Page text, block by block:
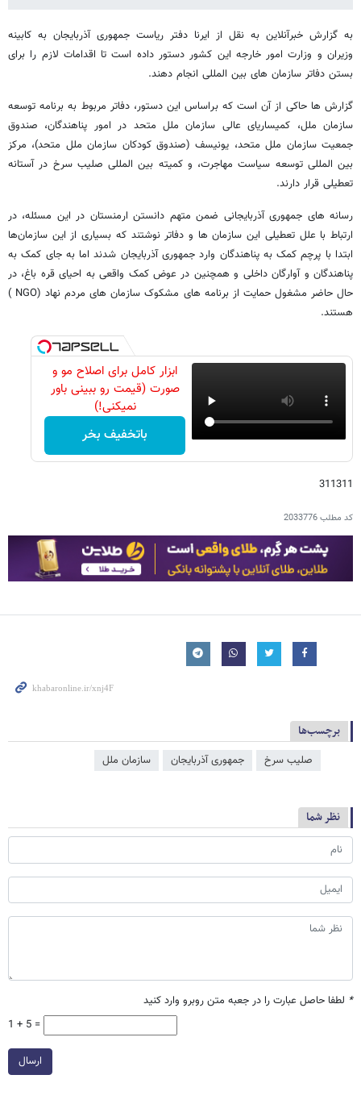
به گزارش خبرآنلاین به نقل از ایرنا دفتر ریاست جمهوری آذربایجان به کابینه
وزیران و وزارت امور خارجه این کشور دستور داده است تا اقدامات لازم را برای
بستن دفاتر سازمان های بین المللی انجام دهند.
گزارش ها حاکی از آن است که براساس این دستور، دفاتر مربوط به برنامه توسعه
سازمان ملل، کمیساریای عالی سازمان ملل متحد در امور پناهندگان، صندوق
جمعیت سازمان ملل متحد، یونیسف (صندوق کودکان سازمان ملل متحد)، مرکز
بین المللی توسعه سیاست مهاجرت، و کمیته بین المللی صلیب سرخ در آستانه
تعطیلی قرار دارند.
رسانه های جمهوری آذربایجانی ضمن متهم دانستن ارمنستان در این مسئله، در
ارتباط با علل تعطیلی این سازمان ها و دفاتر نوشتند که بسیاری از این سازمان‌ها
ابتدا با پرچم کمک به پناهندگان وارد جمهوری آذربایجان شدند اما به جای کمک به
پناهندگان و آوارگان داخلی و همچنین در عوض کمک واقعی به احیای قره باغ، در
حال حاضر مشغول حمایت از برنامه های مشکوک سازمان های مردم نهاد (NGO )
هستند.
ابزار کامل برای اصلاح مو و
صورت (قیمت رو ببینی باور
نمیکنی!)
باتخفیف بخر
311311
کد مطلب2033776
برچسب‌ها
صلیب سرخ جمهوری آذربایجان سازمان ملل
نظر شما
* لطفا حاصل عبارت را در جعبه متن روبرو وارد کنید
1 + 5 =
ارسال